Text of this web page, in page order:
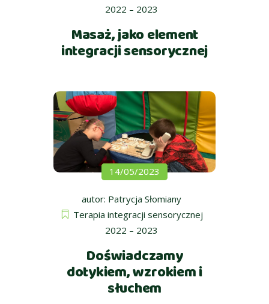
2022 – 2023
Masaż, jako element
integracji sensorycznej
14/05/2023
autor: Patrycja Słomiany
Terapia integracji sensorycznej
2022 – 2023
Doświadczamy
dotykiem, wzrokiem i
słuchem